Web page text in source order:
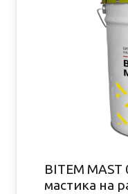
BITEM
мастика на